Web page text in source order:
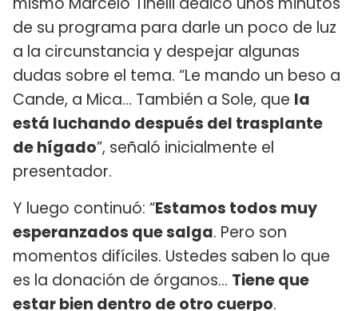
de su programa para darle un poco de luz
a la circunstancia y despejar algunas
dudas sobre el tema. “Le mando un beso a
Cande, a Mica… También a Sole, que la
está luchando después del trasplante
de hígado”, señaló inicialmente el
presentador.
Y luego continuó: “Estamos todos muy
esperanzados que salga. Pero son
momentos difíciles. Ustedes saben lo que
es la donación de órganos… Tiene que
estar bien dentro de otro cuerpo.